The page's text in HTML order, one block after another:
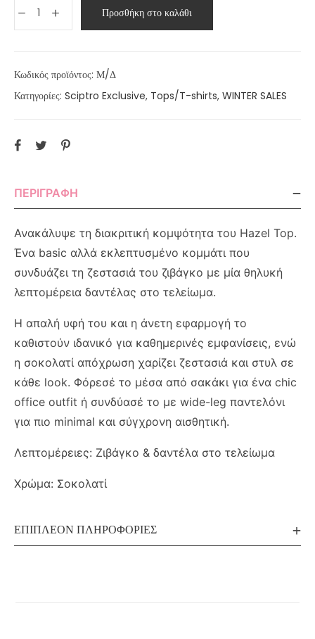
Προσθήκη στο καλάθι
Κωδικός προϊόντος: Μ/Δ
Κατηγορίες: Sciptro Exclusive, Tops/T-shirts, WINTER SALES
ΠΕΡΙΓΡΑΦΉ
Ανακάλυψε τη διακριτική κομψότητα του Hazel Top.
Ένα basic αλλά εκλεπτυσμένο κομμάτι που
συνδυάζει τη ζεστασιά του ζιβάγκο με μία θηλυκή
λεπτομέρεια δαντέλας στο τελείωμα.
Η απαλή υφή του και η άνετη εφαρμογή το
καθιστούν ιδανικό για καθημερινές εμφανίσεις, ενώ
η σοκολατί απόχρωση χαρίζει ζεστασιά και στυλ σε
κάθε look. Φόρεσέ το μέσα από σακάκι για ένα chic
office outfit ή συνδύασέ το με wide-leg παντελόνι
για πιο minimal και σύγχρονη αισθητική.
Λεπτομέρειες: Ζιβάγκο & δαντέλα στο τελείωμα
Χρώμα: Σοκολατί
ΕΠΙΠΛΈΟΝ ΠΛΗΡΟΦΟΡΊΕΣ